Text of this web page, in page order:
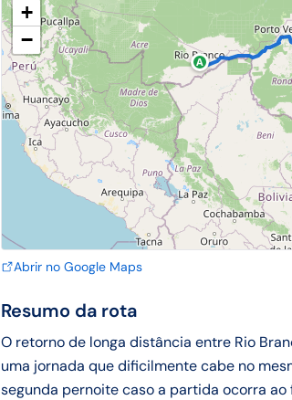
A
+
−
Abrir no Google Maps
Resumo da rota
O retorno de longa distância entre Rio
uma jornada que dificilmente cabe no
segunda pernoite caso a partida ocorra